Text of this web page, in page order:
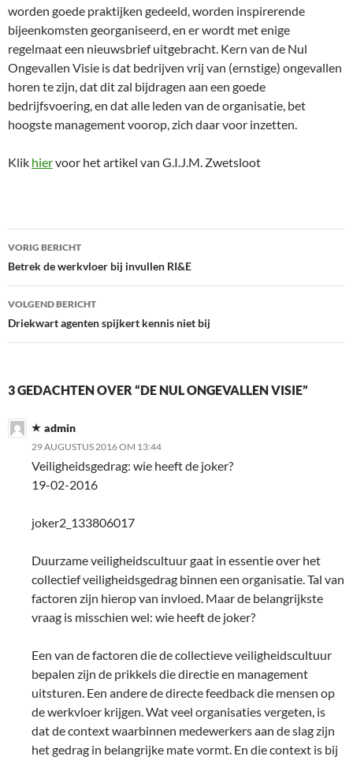
worden goede praktijken gedeeld, worden inspirerende
bijeenkomsten georganiseerd, en er wordt met enige
regelmaat een nieuwsbrief uitgebracht. Kern van de Nul
Ongevallen Visie is dat bedrijven vrij van (ernstige) ongevallen
horen te zijn, dat dit zal bijdragen aan een goede
bedrijfsvoering, en dat alle leden van de organisatie, bet
hoogste management voorop, zich daar voor inzetten.
Klik hiervoor het artikel van G.I.J.M. Zwetsloot
Bericht
navigatie
VORIG BERICHT
Betrek de werkvloer bij invullen RI&E
VOLGEND BERICHT
Driekwart agenten spijkert kennis niet bij
3 GEDACHTEN OVER “DE NUL ONGEVALLEN VISIE”
admin
29 AUGUSTUS 2016 OM 13:44
Veiligheidsgedrag: wie heeft de joker?
19-02-2016
joker2_133806017
Duurzame veiligheidscultuur gaat in essentie over het
collectief veiligheidsgedrag binnen een organisatie. Tal van
factoren zijn hierop van invloed. Maar de belangrijkste
vraag is misschien wel: wie heeft de joker?
Een van de factoren die de collectieve veiligheidscultuur
bepalen zijn de prikkels die directie en management
uitsturen. Een andere de directe feedback die mensen op
de werkvloer krijgen. Wat veel organisaties vergeten, is
dat de context waarbinnen medewerkers aan de slag zijn
het gedrag in belangrijke mate vormt. En die context is bij